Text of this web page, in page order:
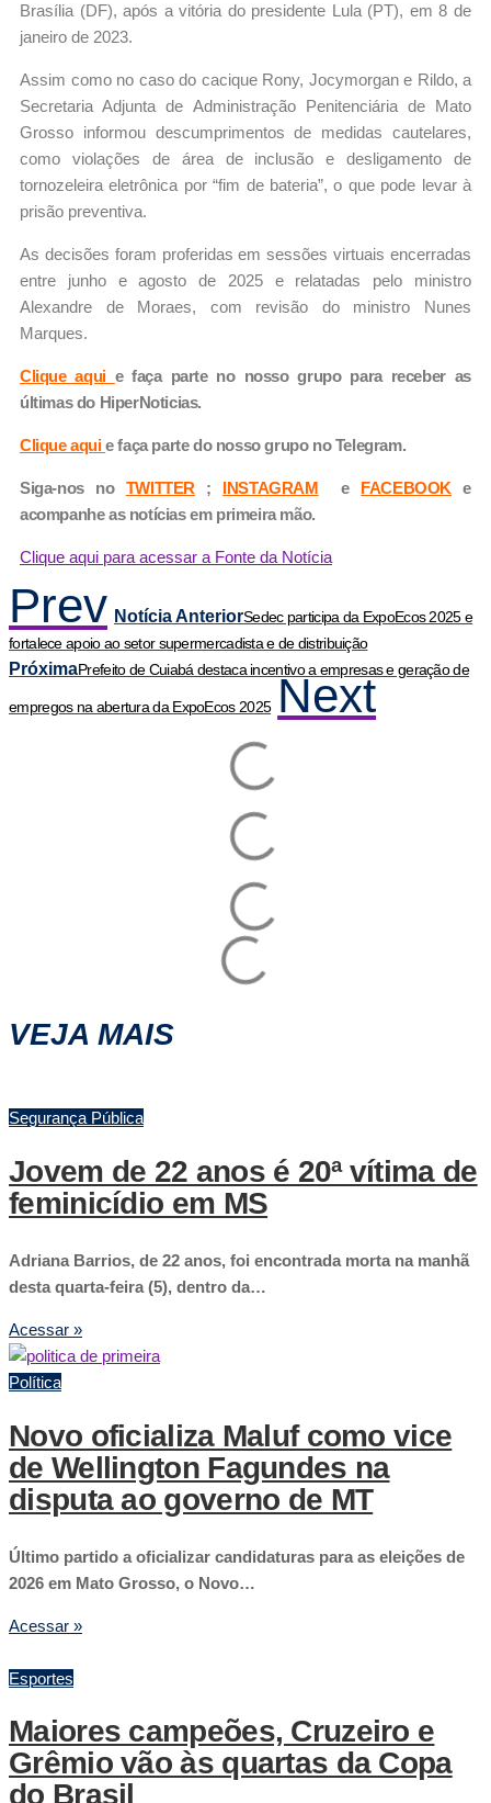
Brasília (DF), após a vitória do presidente Lula (PT), em 8 de
janeiro de 2023.
Assim como no caso do cacique Rony, Jocymorgan e Rildo, a
Secretaria Adjunta de Administração Penitenciária de Mato
Grosso informou descumprimentos de medidas cautelares,
como violações de área de inclusão e desligamento de
tornozeleira eletrônica por “fim de bateria”, o que pode levar à
prisão preventiva.
As decisões foram proferidas em sessões virtuais encerradas
entre junho e agosto de 2025 e relatadas pelo ministro
Alexandre de Moraes, com revisão do ministro Nunes
Marques.
Clique aqui e faça parte no nosso grupo para receber as
últimas do HiperNoticias.
Clique aquie faça parte do nosso grupo no Telegram.
Siga-nos no TWITTER ; INSTAGRAM e FACEBOOK e
acompanhe as notícias em primeira mão.
Clique aqui para acessar a Fonte da Notícia
Prev Notícia AnteriorSedec participa da ExpoEcos 2025 e
fortalece apoio ao setor supermercadista e de distribuição
PróximaPrefeito de Cuiabá destaca incentivo a empresas e geração de
empregos na abertura da ExpoEcos 2025 Next
VEJA MAIS
Segurança Pública
Jovem de 22 anos é 20ª vítima de
feminicídio em MS
Adriana Barrios, de 22 anos, foi encontrada morta na manhã
desta quarta-feira (5), dentro da…
Acessar »
Política
Novo oficializa Maluf como vice
de Wellington Fagundes na
disputa ao governo de MT
Último partido a oficializar candidaturas para as eleições de
2026 em Mato Grosso, o Novo…
Acessar »
Esportes
Maiores campeões, Cruzeiro e
Grêmio vão às quartas da Copa
do Brasil